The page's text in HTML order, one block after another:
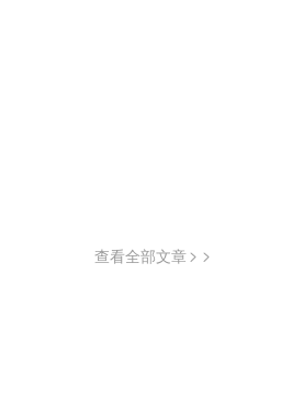
查看全部文章